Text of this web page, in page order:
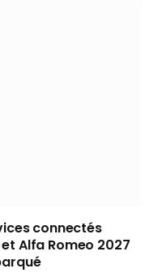
connectés
Alfa Romeo 2027